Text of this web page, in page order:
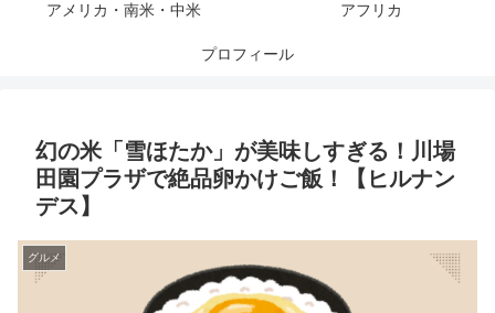
アメリカ・南米・中米 アフリカ
プロフィール
幻の米「雪ほたか」が美味しすぎる！川場
田園プラザで絶品卵かけご飯！【ヒルナン
デス】
グルメ